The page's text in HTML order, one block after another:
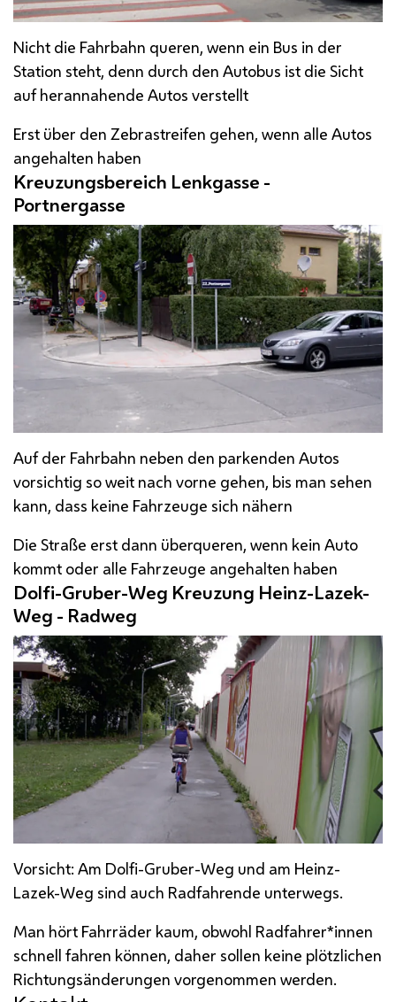
Nicht die Fahrbahn queren, wenn ein Bus in der
Station steht, denn durch den Autobus ist die Sicht
auf herannahende Autos verstellt
Erst über den Zebrastreifen gehen, wenn alle Autos
angehalten haben
Kreuzungsbereich Lenkgasse -
Portnergasse
Auf der Fahrbahn neben den parkenden Autos
vorsichtig so weit nach vorne gehen, bis man sehen
kann, dass keine Fahrzeuge sich nähern
Die Straße erst dann überqueren, wenn kein Auto
kommt oder alle Fahrzeuge angehalten haben
Dolfi-Gruber-Weg Kreuzung Heinz-Lazek-
Weg - Radweg
Vorsicht: Am Dolfi-Gruber-Weg und am Heinz-
Lazek-Weg sind auch Radfahrende unterwegs.
Man hört Fahrräder kaum, obwohl Radfahrer*innen
schnell fahren können, daher sollen keine plötzlichen
Richtungsänderungen vorgenommen werden.